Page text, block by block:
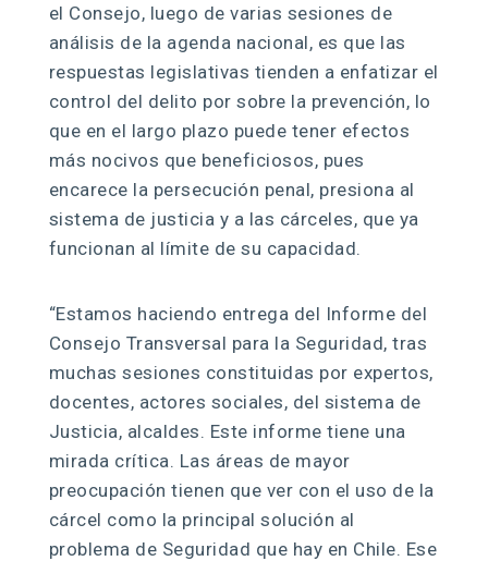
el Consejo, luego de varias sesiones de
análisis de la agenda nacional, es que las
respuestas legislativas tienden a enfatizar el
control del delito por sobre la prevención, lo
que en el largo plazo puede tener efectos
más nocivos que beneficiosos, pues
encarece la persecución penal, presiona al
sistema de justicia y a las cárceles, que ya
funcionan al límite de su capacidad.
“Estamos haciendo entrega del Informe del
Consejo Transversal para la Seguridad, tras
muchas sesiones constituidas por expertos,
docentes, actores sociales, del sistema de
Justicia, alcaldes. Este informe tiene una
mirada crítica. Las áreas de mayor
preocupación tienen que ver con el uso de la
cárcel como la principal solución al
problema de Seguridad que hay en Chile. Ese